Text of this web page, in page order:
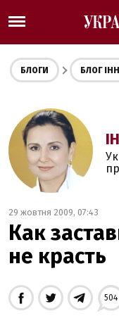
БЛОГИ БЛОГ
29 жовтня 2009, 07:43
Как
не красть
504